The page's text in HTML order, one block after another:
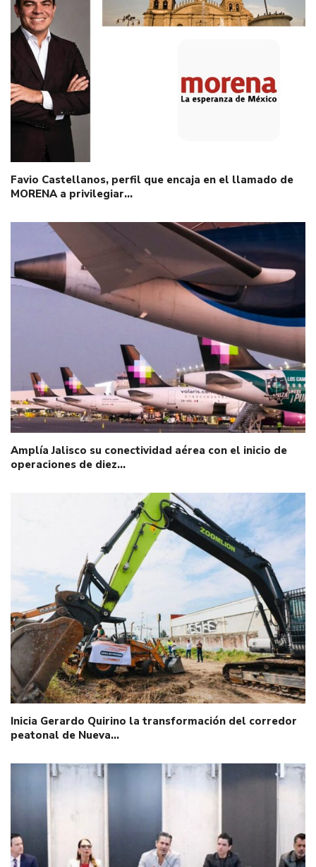
Favio Castellanos, perfil que encaja en el llamado de
MORENA a privilegiar…
Amplía Jalisco su conectividad aérea con el inicio de
operaciones de diez…
Inicia Gerardo Quirino la transformación del corredor
peatonal de Nueva…